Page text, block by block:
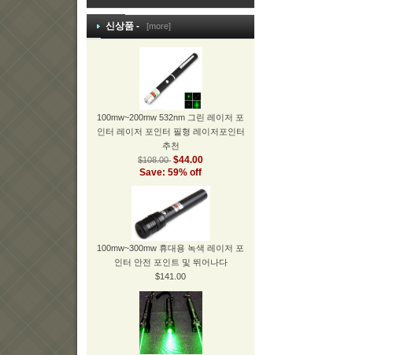
신상품 - [more]
100mw~200mw 532nm 그린 레이저 포
인터 레이저 포인터 필형 레이저포인터
추천
$108.00 $44.00
Save: 59% off
100mw~300mw 휴대용 녹색 레이저 포
인터 안전 포인트 및 뛰어나다
$141.00